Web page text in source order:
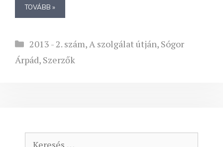
TOVÁBB »
Kategória
2013 - 2. szám,A szolgálat útján, Sógor
Árpád, Szerzők
Keresés: